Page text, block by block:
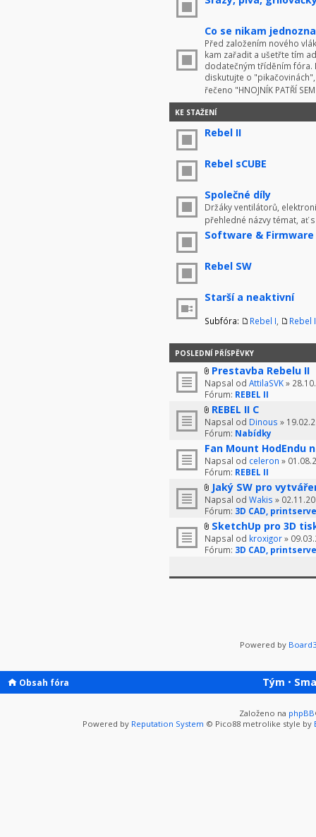
Co se nikam
Před založením nového
kam zařadit a ušetřte tím
dodatečným tříděním fóra.
diskutujte o
řečeno "HNOJNÍK PATŘÍ
KE STAŽENÍ
Rebel II
Rebel sCUBE
Společné díly
Držáky ventilátorů,
přehledné názvy témat, ať
Software & Firmware
Rebel SW
Starší a neaktivní
Subfóra: Rebel I Rebel
POSLEDNÍ PŘÍSPĚVKY
Prestavba Rebelu II
Napsal od AttilaSVK»
Fórum: REBEL II
REBEL II C
Napsal od Dinous »
Fórum: Nabídky
Fan Mount HodEndu
Napsal od celeron »
Fórum: REBEL II
Jaký SW pro
Napsal od Wakis »
Fórum: 3D CAD,
SketchUp pro 3D
Napsal od kroxigor»
Fórum: 3D CAD,
Powered by
Obsah fóra Tým •
Založeno na phpBB
Powered by Reputation System © Pico88 metrolike style by